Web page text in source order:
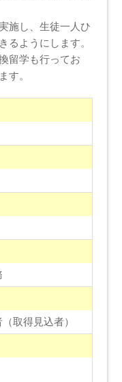
施し、生徒一人ひ
るようにします。
留学も行ってお
す。
取得見込者）